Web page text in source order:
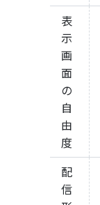
表
示
画
面
の
自
由
度
配
信